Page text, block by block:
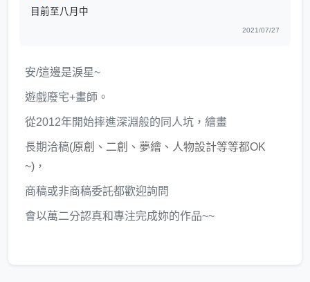
目前至八月中
2021/07/27
安/這邊是淚星~
遊戲廢宅+畫師。
從2012年開始摔進深淵般的同人坑，繪畫
長期洽稿(原創、二創、夢繪、人物設計等等都OK
~) ，
商稿或非商稿委託都歡迎詢問
會以萬二分認真和專注完成妳的作品~~